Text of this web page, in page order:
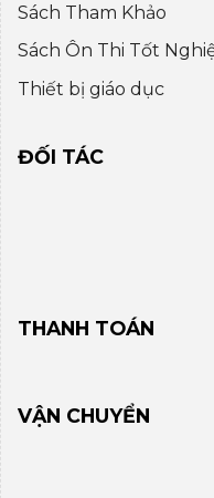
Sách Tham Khảo
Sách Ôn Thi Tốt
Thiết bị giáo dục
ĐỐI TÁC
THANH TOÁN
VẬN CHUYỂN